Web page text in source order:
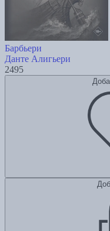
Барбьери
Данте Алигьери
2495